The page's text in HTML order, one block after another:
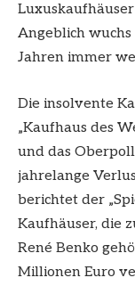
Angeblich
Jahren immer
Die insolvente
„Kaufhaus des
und das
jahrelange
berichtet der
Kaufhäuser, die
René Benko
Millionen Euro